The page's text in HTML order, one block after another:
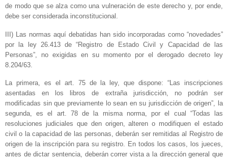
de modo que se alza como una vulneración de este derecho y, por ende,
debe ser considerada inconstitucional.
III) Las normas aquí debatidas han sido incorporadas como “novedades”
por la ley 26.413 de “Registro de Estado Civil y Capacidad de las
Personas”, no exigidas en su momento por el derogado decreto ley
8.204/63.
La primera, es el art. 75 de la ley, que dispone: “Las inscripciones
asentadas en los libros de extraña jurisdicción, no podrán ser
modificadas sin que previamente lo sean en su jurisdicción de origen”, la
segunda, es el art. 78 de la misma norma, por el cual “Todas las
resoluciones judiciales que den origen, alteren o modifiquen el estado
civil o la capacidad de las personas, deberán ser remitidas al Registro de
origen de la inscripción para su registro. En todos los casos, los jueces,
antes de dictar sentencia, deberán correr vista a la dirección general que